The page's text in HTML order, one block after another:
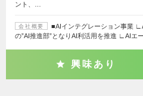
ント、…
会社概要
■AIインテグレーション事業
の”AI推進部”となりAI利活⽤を推進 ∟AIエ
興味あり